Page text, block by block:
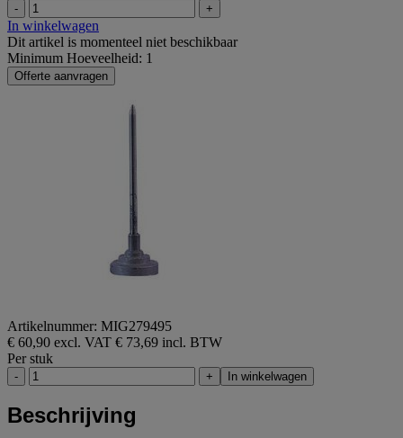
- +
In winkelwagen
Dit artikel is momenteel niet beschikbaar
Minimum Hoeveelheid: 1
Offerte aanvragen
Artikelnummer: MIG279495
€ 60,90 excl. VAT € 73,69 incl. BTW
Per stuk
- + In winkelwagen
Beschrijving